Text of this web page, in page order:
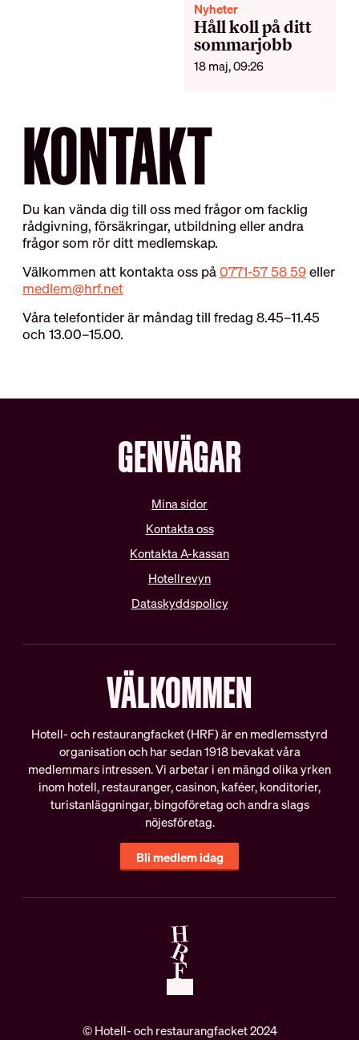
Nyheter
Håll koll på ditt
sommarjobb
18 maj, 09:26
KONTAKT
Du kan vända dig till oss med frågor om facklig
rådgivning, försäkringar, utbildning eller andra
frågor som rör ditt medlemskap.
Välkommen att kontakta oss på0771-57 58 59eller
medlem@hrf.net
Våra telefontider är måndag till fredag 8.45–11.45
och 13.00–15.00.
GENVÄGAR
Mina sidor
Kontakta oss
Kontakta A-kassan
Hotellrevyn
Dataskyddspolicy
VÄLKOMMEN
Hotell- och restaurangfacket (HRF) är en medlemsstyrd
organisation och har sedan 1918 bevakat våra
medlemmars intressen. Vi arbetar i en mängd olika yrken
inom hotell, restauranger, casinon, kaféer, konditorier,
turistanläggningar, bingoföretag och andra slags
nöjesföretag.
Bli medlem idag
© Hotell- och restaurangfacket 2024